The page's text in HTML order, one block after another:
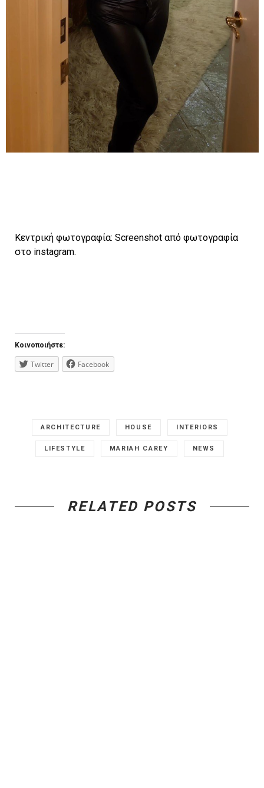
Κεντρική φωτογραφία: Screenshot από φωτογραφία
στο instagram.
Κοινοποιήστε:
Twitter Facebook
ARCHITECTURE HOUSE INTERIORS
LIFESTYLE MARIAH CAREY NEWS
RELATED POSTS